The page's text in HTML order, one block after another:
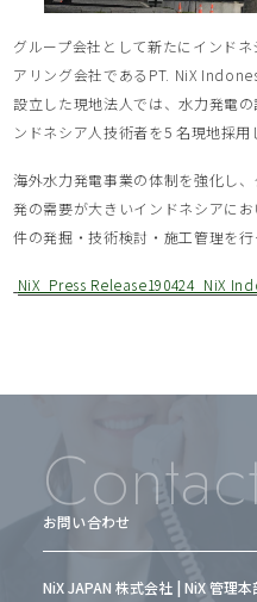
グループ会社として新たにインド
アリング会社であるPT. NiX
設立した現地法人では、水力発電
ンドネシア人技術者を5 名現地採用
海外水力発電事業の体制を強化し
発の需要が大きいインドネシアに
件の発掘・技術検討・施工管理を行
NiX_Press Release190424_NiX
お問い合わせ
NiX JAPAN 株式会社 | NiX 管理